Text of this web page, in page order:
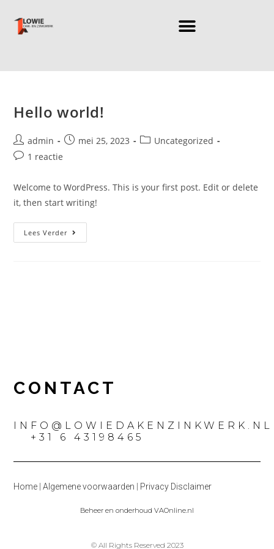
Hello world!
admin mei 25, 2023
Uncategorized
1 reactie
Welcome to WordPress. This is your first post. Edit or delete
it, then start writing!
Lees Verder
CONTACT
INFO@LOWIEDAKENZINKWERK.NL
+31 6 43198465
Home |Algemene voorwaarden Privacy Disclaimer
Beheer en onderhoud VAOnline.nl
© All Rights Reserved 2023